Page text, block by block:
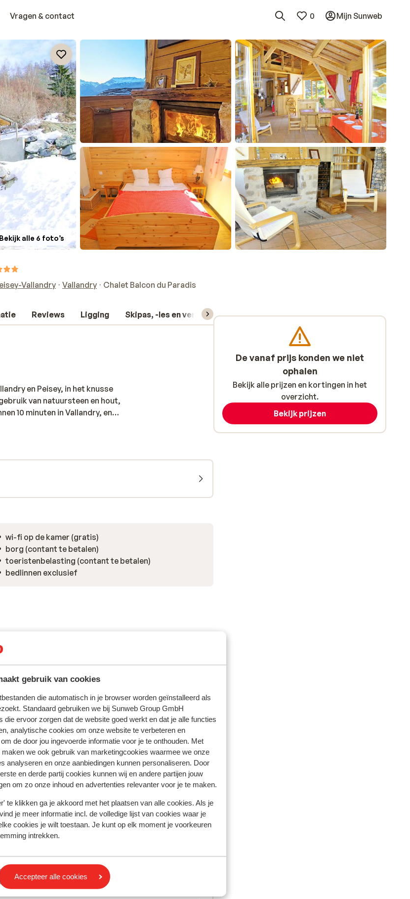
gebruik van cookies
die automatisch in je browser worden geïnstalleerd als
Standaard gebruiken we bij Sunweb Group GmbH
die ervoor zorgen dat de website goed werkt en dat je alle functies
analytische cookies om onze website te verbeteren en
de door jou ingevoerde informatie voor je te onthouden. Met
we ook gebruik van marketingcookies waarmee we onze
analyseren en onze aanbiedingen kunnen personaliseren. Door
en derde partij cookies kunnen wij en andere partijen jouw
om zo onze inhoud en advertenties relevanter voor je te maken.
te klikken ga je akkoord met het plaatsen van alle cookies. Als je
je meer informatie incl. de volledige lijst van cookies waar je
cookies je wilt toestaan. Je kunt op elk moment je voorkeuren
intrekken.
Accepteer alle cookies
Vragen & contact 0 Mijn Sunweb
Bekijk alle 6 foto’s
Vallandry Vallandry Chalet Balcon du Paradis
Reviews Ligging Skipas, -les en verhuur
en Peisey, in het knusse
van natuursteen en hout,
10 minuten in Vallandry, en
die je afzet in het hartje van
Wat opvalt binnen zijn de
en de vele authentieke
keuken. Na een dag in de
of in de sauna, welke
wi-fi op de kamer (gratis)
borg (contant te betalen)
toeristenbelasting (contant te betalen)
bedlinnen exclusief
Afstanden
Centrum: 600 m
Skilift: 450 m
Winkels: 600 m
De vanaf prijs konden we niet
ophalen
Bekijk alle prijzen en kortingen in het
overzicht.
Bekijk prijzen